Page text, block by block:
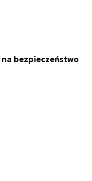
na bezpieczeństwo